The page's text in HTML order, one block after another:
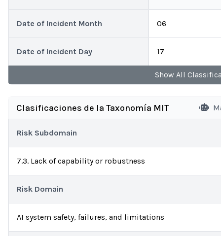
Date of Incident Month 06
Date of Incident Day 17
Show All
Clasificaciones de la Taxonomía MIT
Risk Subdomain
7.3. Lack of capability or robustness
Risk Domain
AI system safety, failures, and limitations